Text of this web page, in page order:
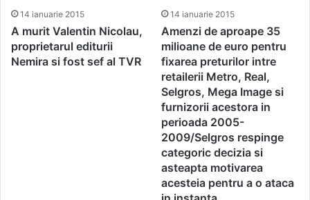
14 ianuarie 2015
A murit Valentin Nicolau,
proprietarul editurii
Nemira si fost sef al TVR
14 ianuarie 2015
Amenzi de aproape 35
milioane de euro pentru
fixarea preturilor intre
retailerii Metro, Real,
Selgros, Mega Image si
furnizorii acestora in
perioada 2005-
2009/Selgros respinge
categoric decizia si
asteapta motivarea
acesteia pentru a o ataca